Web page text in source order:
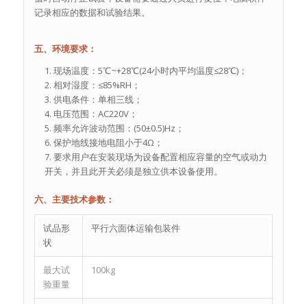
记录相应的数据和试验结果。
五、环境要求：
现场温度：5℃~+28℃(24小时内平均温度≤28℃)；
相对湿度：≤85%RH；
供电条件：单相三线；
电压范围：AC220V；
频率允许波动范围：(50±0.5)Hz；
保护地线接地电阻小于4Ω；
要求用户在安装现场为设备配置相应容量的空气或动力
开关，并且此开关必须是独立供本设备使用。
六、主要技术参数：
试品形
状
平行六面体运输包装件
最大试
验重量
100kg